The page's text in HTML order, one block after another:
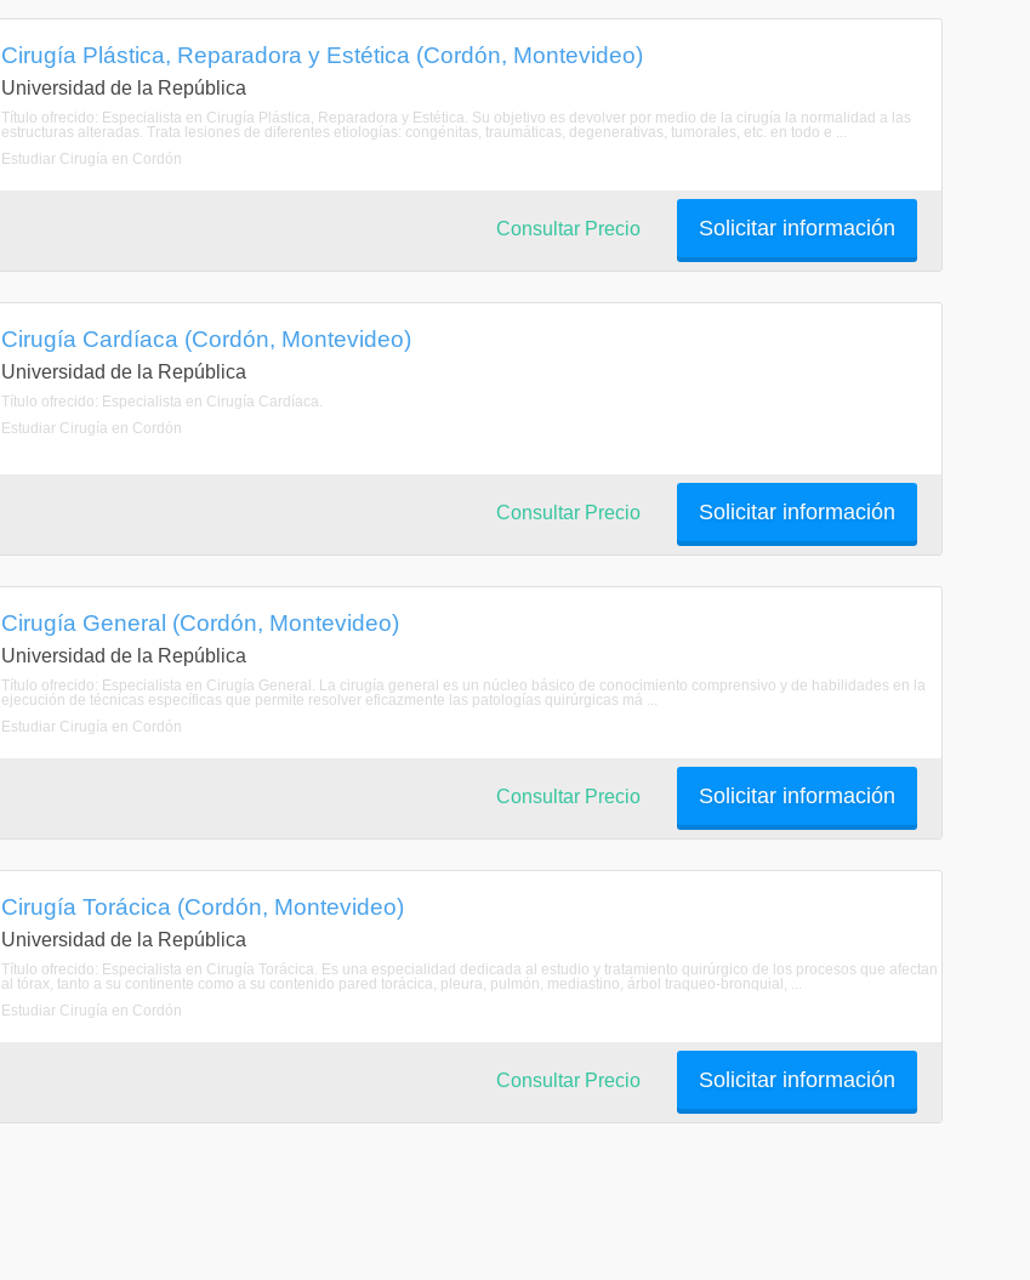
Cirugía Plástica, Reparadora y Estética (Cordón, Montevideo)
Universidad de la República
Título ofrecido: Especialista en Cirugía Plástica, Reparadora y Estética. Su objetivo es devolver por medio de la cirugía la normalidad a las
estructuras alteradas. Trata lesiones de diferentes etiologías: congénitas, traumáticas, degenerativas, tumorales, etc. en todo e ...
Estudiar Cirugía en Cordón
Solicitar información
Consultar Precio
Cirugía Cardíaca (Cordón, Montevideo)
Universidad de la República
Título ofrecido: Especialista en Cirugía Cardíaca.
Estudiar Cirugía en Cordón
Solicitar información
Consultar Precio
Cirugía General (Cordón, Montevideo)
Universidad de la República
Título ofrecido: Especialista en Cirugía General. La cirugía general es un núcleo básico de conocimiento comprensivo y de habilidades en la
ejecución de técnicas específicas que permite resolver eficazmente las patologías quirúrgicas má ...
Estudiar Cirugía en Cordón
Solicitar información
Consultar Precio
Cirugía Torácica (Cordón, Montevideo)
Universidad de la República
Título ofrecido: Especialista en Cirugía Torácica. Es una especialidad dedicada al estudio y tratamiento quirúrgico de los procesos que afectan
al tórax, tanto a su continente como a su contenido pared torácica, pleura, pulmón, mediastino, árbol traqueo-bronquial, ...
Estudiar Cirugía en Cordón
Solicitar información
Consultar Precio